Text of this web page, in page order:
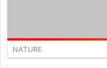
NATURE